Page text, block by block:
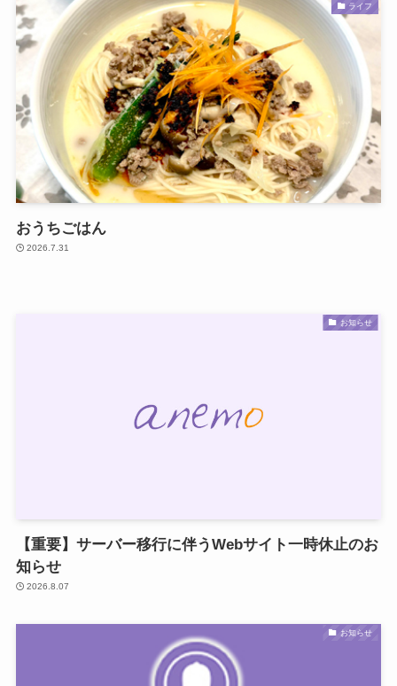
ライフ
おうちごはん
2026.7.31
お知らせ
【重要】サーバー移行に伴うWebサイト一時休止のお
知らせ
2026.8.07
お知らせ